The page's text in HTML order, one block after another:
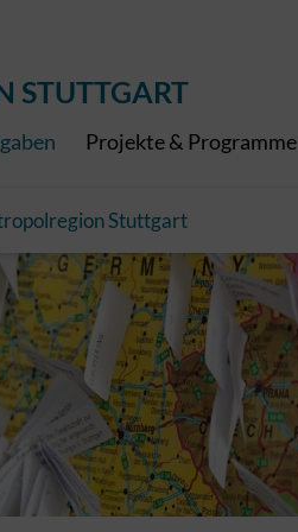
STUTTGART
Projekte & Programme
Stuttgart